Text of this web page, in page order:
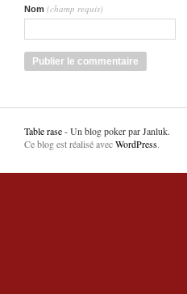
Nom (champ requis)
Table rase- Un blog poker par Janluk.
Ce blog est réalisé avecWordPress.